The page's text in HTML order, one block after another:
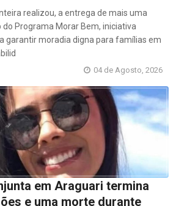
realizou, a entrega de mais uma
Programa Morar Bem, iniciativa
garantir moradia digna para famílias em
04 de Agosto, 2026
em Araguari termina
e uma morte durante